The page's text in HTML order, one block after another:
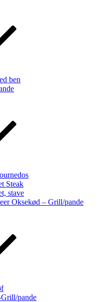
ben
Steak
stave
Oksekød – Grill/pande
pande